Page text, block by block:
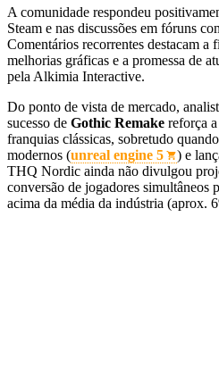
A comunidade respondeu
Steam e nas discussões em fóruns
Comentários recorrentes destacam a
melhorias gráficas e a promessa de
pela Alkimia Interactive.
Do ponto de vista de mercado,
sucesso de Gothic Remake reforça
franquias clássicas, sobretudo
modernos (unreal engine 5
) e
THQ Nordic ainda não divulgou
conversão de jogadores simultâneos
acima da média da indústria (aprox.